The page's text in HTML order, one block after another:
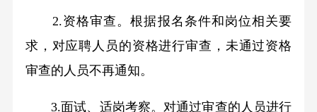
2.资格审查。根据报名条件和岗位相关要
求，对应聘人员的资格进行审查，未通过资格
审查的人员不再通知。
3.面试、适岗考察。对通过审查的人员进行